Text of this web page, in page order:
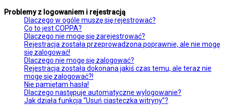
Problemy z logowaniem i rejestracją
Dlaczego w ogóle muszę się rejestrować?
Co to jest COPPA?
Dlaczego nie mogę się zarejestrować?
Rejestracja została przeprowadzona poprawnie, ale nie mogę
się zalogować!
Dlaczego nie mogę się zalogować?
Rejestracja została dokonana jakiś czas temu, ale teraz nie
mogę się zalogować?!
Nie pamiętam hasła!
Dlaczego następuje automatyczne wylogowanie?
Jak działa funkcja “Usuń ciasteczka witryny”?